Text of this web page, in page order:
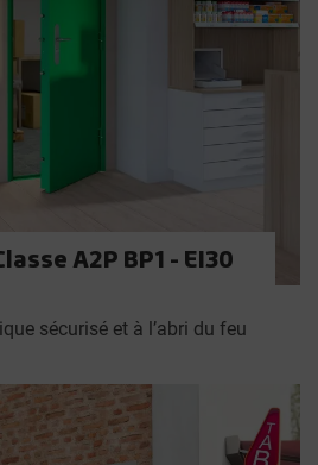
A2P BP1 - EI30
sécurisé et à l’abri du feu